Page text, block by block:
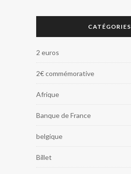
CATÉGORIES
2 euros
2€ commémorative
Afrique
Banque de France
belgique
Billet